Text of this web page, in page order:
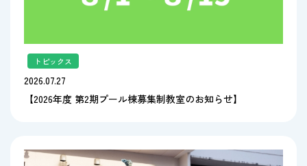
トピックス
2026.07.27
【2026年度 第2期プール棟募集制教室のお知らせ】